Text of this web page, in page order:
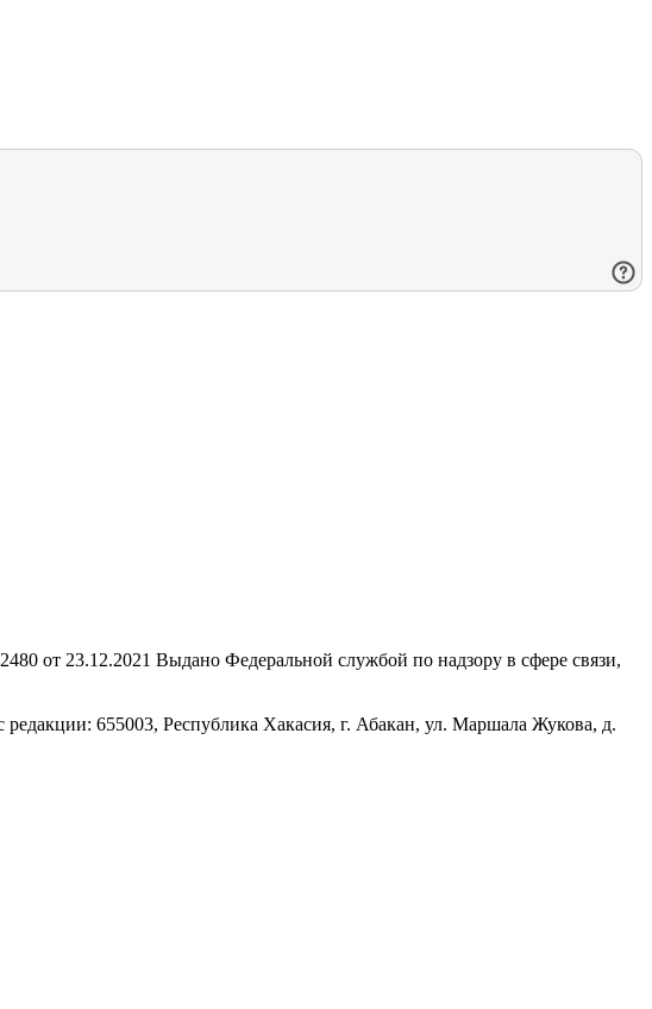
от 23.12.2021 Выдано Федеральной службой по надзору в сфере связи,
655003, Республика Хакасия, г. Абакан, ул. Маршала Жукова, д.